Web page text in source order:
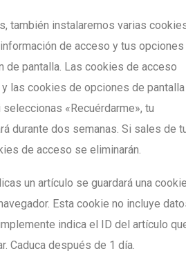
también instalaremos varias
de acceso y tus opciones
de pantalla. Las cookies de acceso
las cookies de opciones de pantalla
seleccionas «Recuérdarme», tu
durante dos semanas. Si sales de
de acceso se eliminarán.
un artículo se guardará una
Esta cookie no incluye
indica el ID del artículo
Caduca después de 1 día.